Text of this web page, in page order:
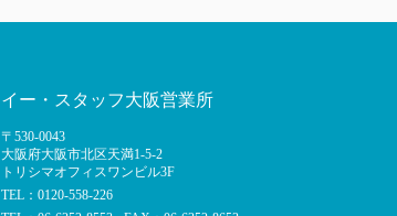
イー・スタッフ大阪営業所
〒530-0043
大阪府大阪市北区天満1-5-2
トリシマオフィスワンビル3F
TEL：0120-558-226